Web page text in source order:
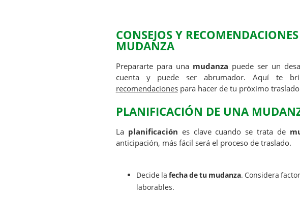
CONSEJOS Y
MUDANZA
Prepararte para una mudanza puede ser un
cuenta y puede ser abrumador. Aquí te
recomendacionespara hacer de tu próximo
PLANIFICACIÓN DE UNA
La planificación es clave cuando se trata de
anticipación, más fácil será el proceso de traslado.
Decide la fecha de tu mudanza. Considera
laborables.